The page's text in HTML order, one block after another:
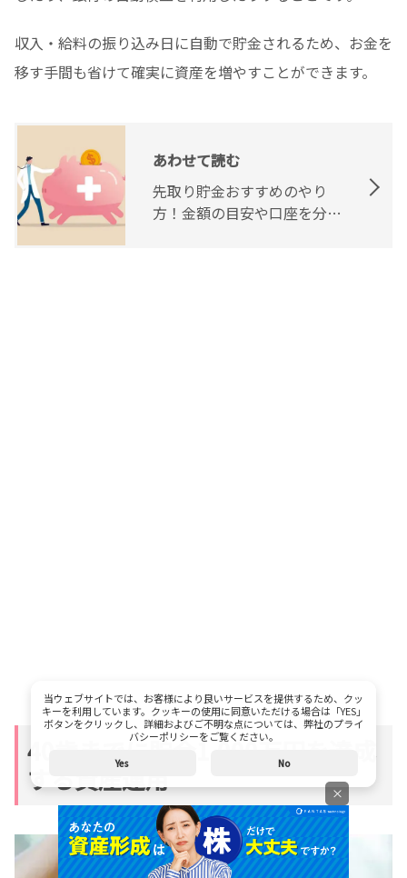
収入・給料の振り込み日に自動で貯金されるため、お金を
移す手間も省けて確実に資産を増やすことができます。
あわせて読む
先取り貯金おすすめのやり
方！金額の目安や口座を分け
40歳までに貯金1,000万円を達成
する資産運用
当ウェブサイトでは、お客様により良いサービスを提供するため、クッ
キーを利用しています。クッキーの使用に同意いただける場合は「YES」
ボタンをクリックし、詳細およびご不明な点については、弊社のプライ
バシーポリシーをご覧ください。
Yes No
×